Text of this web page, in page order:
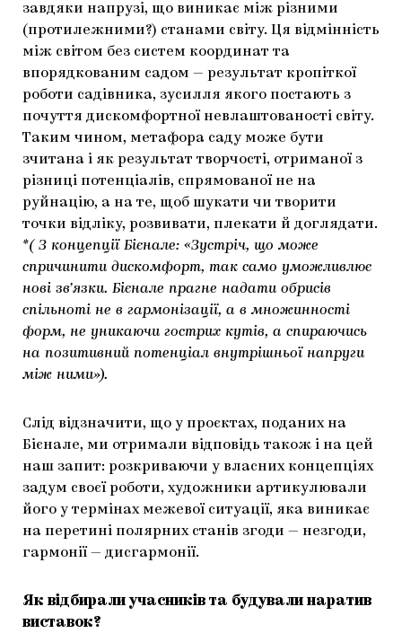
завдяки напрузі, що виникає між різними
(протилежними?) станами світу. Ця відмінність
між світом без систем координат та
впорядкованим садом — результат кропіткої
роботи садівника, зусилля якого постають з
почуття дискомфортної невлаштованості світу.
Таким чином, метафора саду може бути
зчитана і як результат творчості, отриманої з
різниці потенціалів, спрямованої не на
руйнацію, а на те, щоб шукати чи творити
точки відліку, розвивати, плекати й доглядати.
*( З концепції Бієнале: «Зустріч, що може
спричинити дискомфорт, так само уможливлює
нові зв’язки. Бієнале прагне надати обрисів
спільноті не в гармонізації, а в множинності
форм, не уникаючи гострих кутів, а спираючись
на позитивний потенціал внутрішньої напруги
між ними»).
Слід відзначити, що у проєктах, поданих на
Бієнале, ми отримали відповідь також і на цей
наш запит: розкриваючи у власних концепціях
задум своєї роботи, художники артикулювали
його у термінах межевої ситуації, яка виникає
на перетині полярних станів згоди — незгоди,
гармонії — дисгармонії.
Як відбирали учасників та будували наратив
виставок?